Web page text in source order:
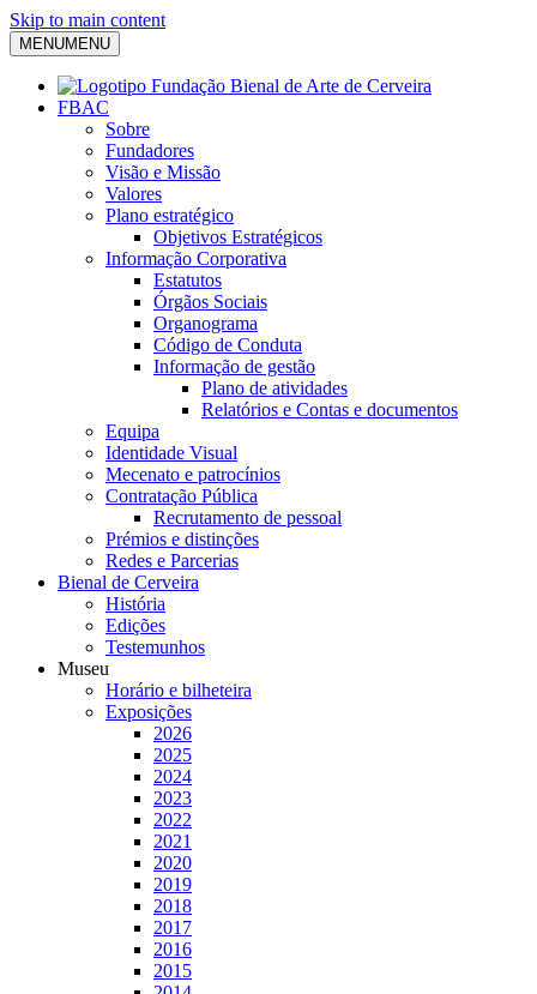
Skip to main content
MENUMENU
FBAC
Sobre
Fundadores
Visão e Missão
Valores
Plano estratégico
Objetivos Estratégicos
Informação Corporativa
Estatutos
Órgãos Sociais
Organograma
Código de Conduta
Informação de gestão
Plano de atividades
Relatórios e Contas e documentos
Equipa
Identidade Visual
Mecenato e patrocínios
Contratação Pública
Recrutamento de pessoal
Prémios e distinções
Redes e Parcerias
Bienal de Cerveira
História
Edições
Testemunhos
Museu
Horário e bilheteira
Exposições
2026
2025
2024
2023
2022
2021
2020
2019
2018
2017
2016
2015